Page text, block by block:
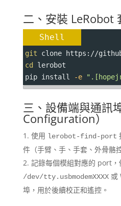
二、安裝 LeRobot
Shell
git clone https://
cd
lerobot
pip install
-e
三、設備端與通訊
Configuration）
使用 lerobot-find-port
件（手臂、手、手套、外骨骼
記錄每個模組對應的 port，
/dev/tty.usbmodemXXXX或
埠，用於後續校正和遙控。